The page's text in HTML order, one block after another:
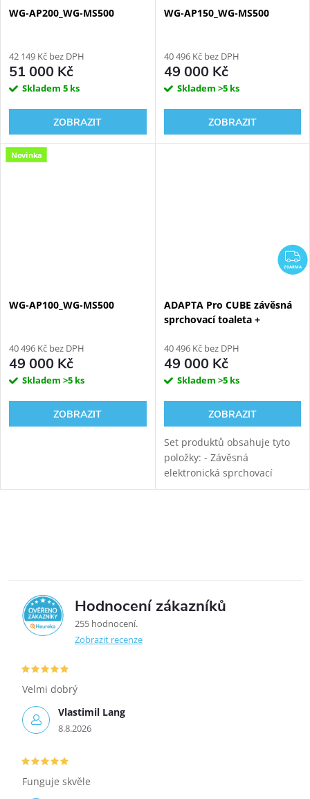
WG-AP200_WG-MS500
42 149 Kč bez DPH
51 000 Kč
Skladem 5 ks
ZOBRAZIT
WG-AP150_WG-MS500
40 496 Kč bez DPH
49 000 Kč
Skladem >5 ks
ZOBRAZIT
Novinka
WG-AP100_WG-MS500
40 496 Kč bez DPH
49 000 Kč
Skladem >5 ks
ZOBRAZIT
ZDARMA
ADAPTA Pro CUBE závěsná
sprchovací toaleta +
instalační modul WG-MS100
40 496 Kč bez DPH
49 000 Kč
Skladem >5 ks
ZOBRAZIT
Set produktů obsahuje tyto
položky: - Závěsná
elektronická sprchovací
toaleta WATERGATE ADAPTA
5,0 Hodnocení zákazníků
255 hodnocení
Zobrazit recenze
Vlastimil Lang
8.8.2026
Velmi dobrý
Funguje skvěle